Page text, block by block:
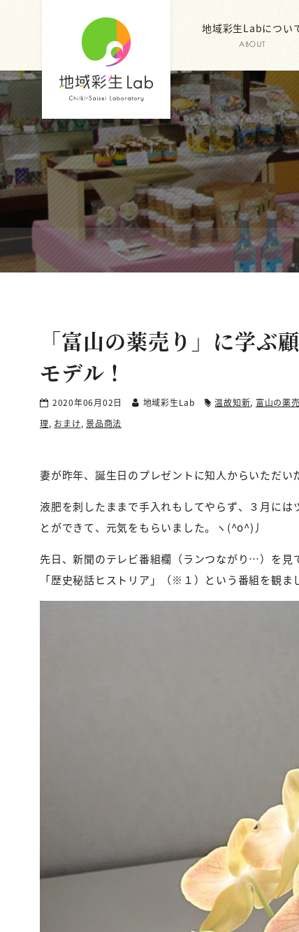
地域彩生
Lab
地域彩生Labについ
ABOUT
「富山の薬売り」に学ぶ
モデル！
2020年06月02日 地域彩生Lab 温故知新, 富山の薬
理, おまけ, 景品商法
妻が昨年、誕生日のプレゼントに知人からいただい
液肥を刺したままで手入れもしてやらず、３月に
とができて、元気をもらいました。ヽ(^o^)丿
先日、新聞のテレビ番組欄（ランつながり…）を見
「歴史秘話ヒストリア」（※１）という番組を観ま